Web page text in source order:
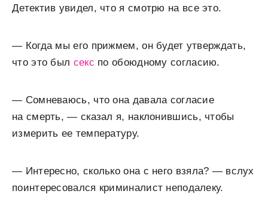
Детектив увидел, что я смотрю на все это.
— Когда мы его прижмем, он будет утверждать,
что это был секс по обоюдному согласию.
— Сомневаюсь, что она давала согласие
на смерть, — сказал я, наклонившись, чтобы
измерить ее температуру.
— Интересно, сколько она с него взяла? — вслух
поинтересовался криминалист неподалеку.